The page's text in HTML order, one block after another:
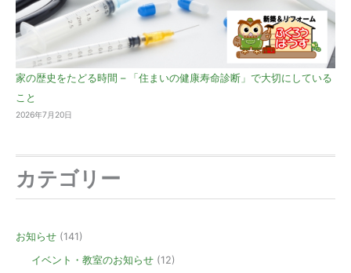
家の歴史をたどる時間 – 「住まいの健康寿命診断」で大切にしている
こと
2026年7月20日
カテゴリー
お知らせ (141)
イベント・教室のお知らせ (12)